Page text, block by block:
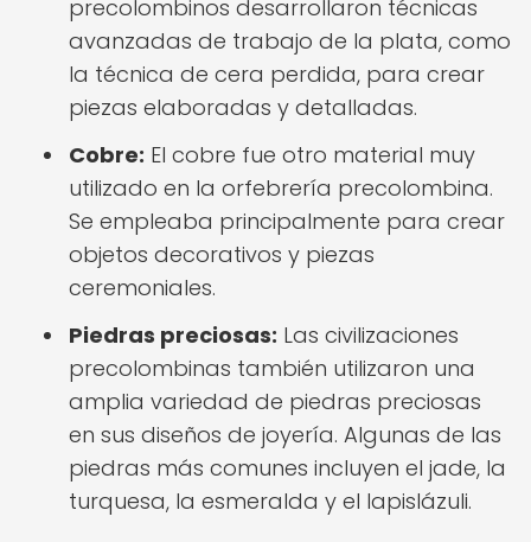
precolombinos desarrollaron técnicas
avanzadas de trabajo de la plata, como
la técnica de cera perdida, para crear
piezas elaboradas y detalladas.
Cobre: El cobre fue otro material muy
utilizado en la orfebrería precolombina.
Se empleaba principalmente para crear
objetos decorativos y piezas
ceremoniales.
Piedras preciosas: Las civilizaciones
precolombinas también utilizaron una
amplia variedad de piedras preciosas
en sus diseños de joyería. Algunas de las
piedras más comunes incluyen el jade, la
turquesa, la esmeralda y el lapislázuli.